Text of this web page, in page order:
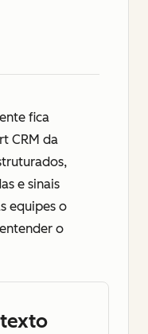
fica
CRM da
e sinais
equipes o
o